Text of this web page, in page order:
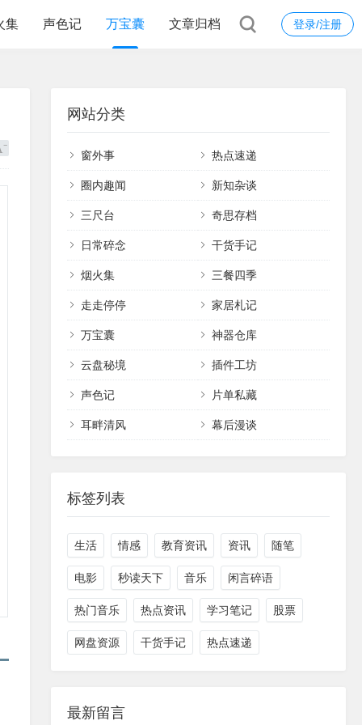
登录/注册
集 声色记 万宝囊 文章归档
网站分类
窗外事 热点速递
圈内趣闻 新知杂谈
三尺台 奇思存档
日常碎念 干货手记
烟火集 三餐四季
走走停停 家居札记
万宝囊 神器仓库
云盘秘境 插件工坊
声色记 片单私藏
耳畔清风 幕后漫谈
标签列表
生活 情感 教育资讯 资讯 随笔
电影 秒读天下 音乐 闲言碎语
热门音乐 热点资讯 学习笔记 股票
网盘资源 干货手记 热点速递
最新留言